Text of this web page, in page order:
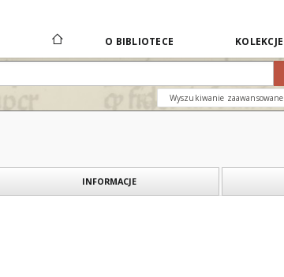
O BIBLIOTECE KOLEKCJE
Wyszukiwanie zaawansowane
INFORMACJE